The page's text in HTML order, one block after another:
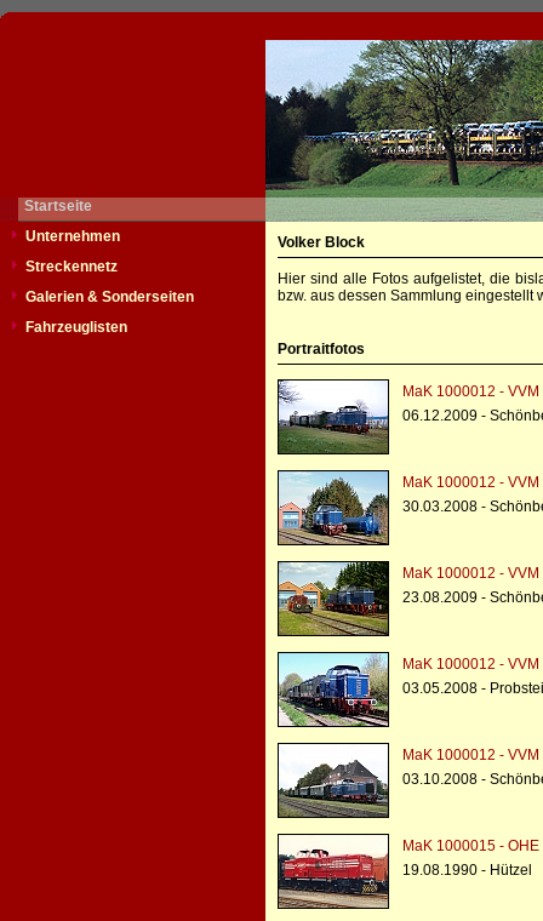
Startseite
Unternehmen
Streckennetz
Galerien & Sonderseiten
Fahrzeuglisten
Volker Block
Hier sind alle Fotos aufgelistet, die
bzw. aus dessen Sammlung eingestellt
Portraitfotos
MaK 1000012 - VVM
06.12.2009 -
MaK 1000012 - VVM
30.03.2008 -
MaK 1000012 - VVM
23.08.2009 -
MaK 1000012 - VVM
03.05.2008 -
MaK 1000012 - VVM
03.10.2008 -
MaK 1000015 -
19.08.1990 - Hützel